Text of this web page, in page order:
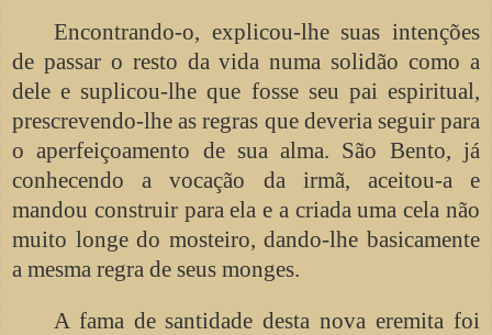
Encontrando-o, explicou-lhe suas intenções
de passar o resto da vida numa solidão como a
dele e suplicou-lhe que fosse seu pai espiritual,
prescrevendo-lhe as regras que deveria seguir para
o aperfeiçoamento de sua alma. São Bento, já
conhecendo a vocação da irmã, aceitou-a e
mandou construir para ela e a criada uma cela não
muito longe do mosteiro, dando-lhe basicamente
a mesma regra de seus monges.
A fama de santidade desta nova eremita foi